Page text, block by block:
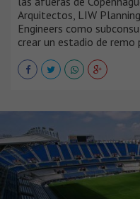
Arquitectos, LIW
Engineers como
crear un estadio de